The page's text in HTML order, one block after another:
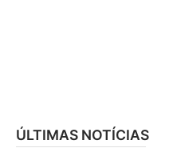
ÚLTIMAS NOTÍCIAS